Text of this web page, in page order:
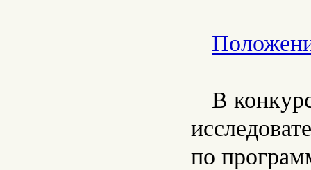
В
по